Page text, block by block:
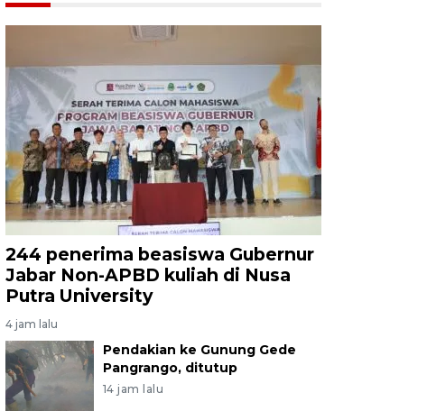
244 penerima beasiswa Gubernur
Jabar Non-APBD kuliah di Nusa
Putra University
4 jam lalu
Pendakian ke Gunung Gede
Pangrango, ditutup
14 jam lalu